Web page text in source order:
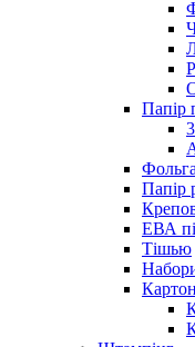
Папір
Фольга
Папір
ЕВА
Тішью